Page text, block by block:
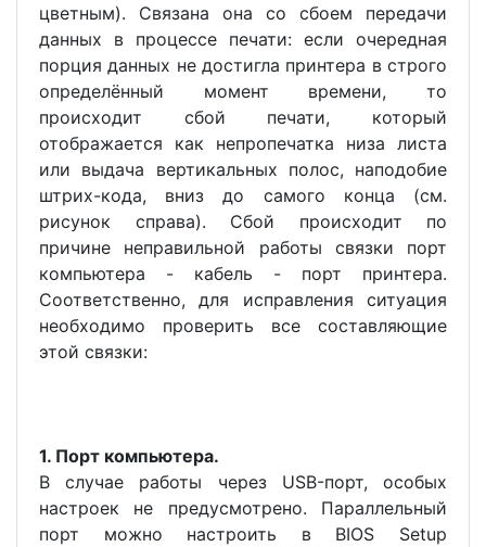
цветным). Связана она со сбоем передачи
данных в процессе печати: если очередная
порция данных не достигла принтера в строго
определённый момент времени, то
происходит сбой печати, который
отображается как непропечатка низа листа
или выдача вертикальных полос, наподобие
штрих-кода, вниз до самого конца (см.
рисунок справа). Сбой происходит по
причине неправильной работы связки порт
компьютера - кабель - порт принтера.
Соответственно, для исправления ситуация
необходимо проверить все составляющие
этой связки:
1. Порт компьютера.
В случае работы через USB-порт, особых
настроек не предусмотрено. Параллельный
порт можно настроить в BIOS Setup